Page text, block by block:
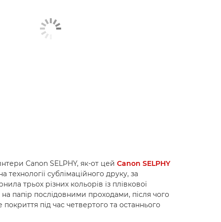
Canon SELPHY, як-от цейCanon SELPHY
технології сублімаційного друку, за
трьох різних кольорів із плівкової
на папір послідовними проходами, після чого
покриття під час четвертого та останнього